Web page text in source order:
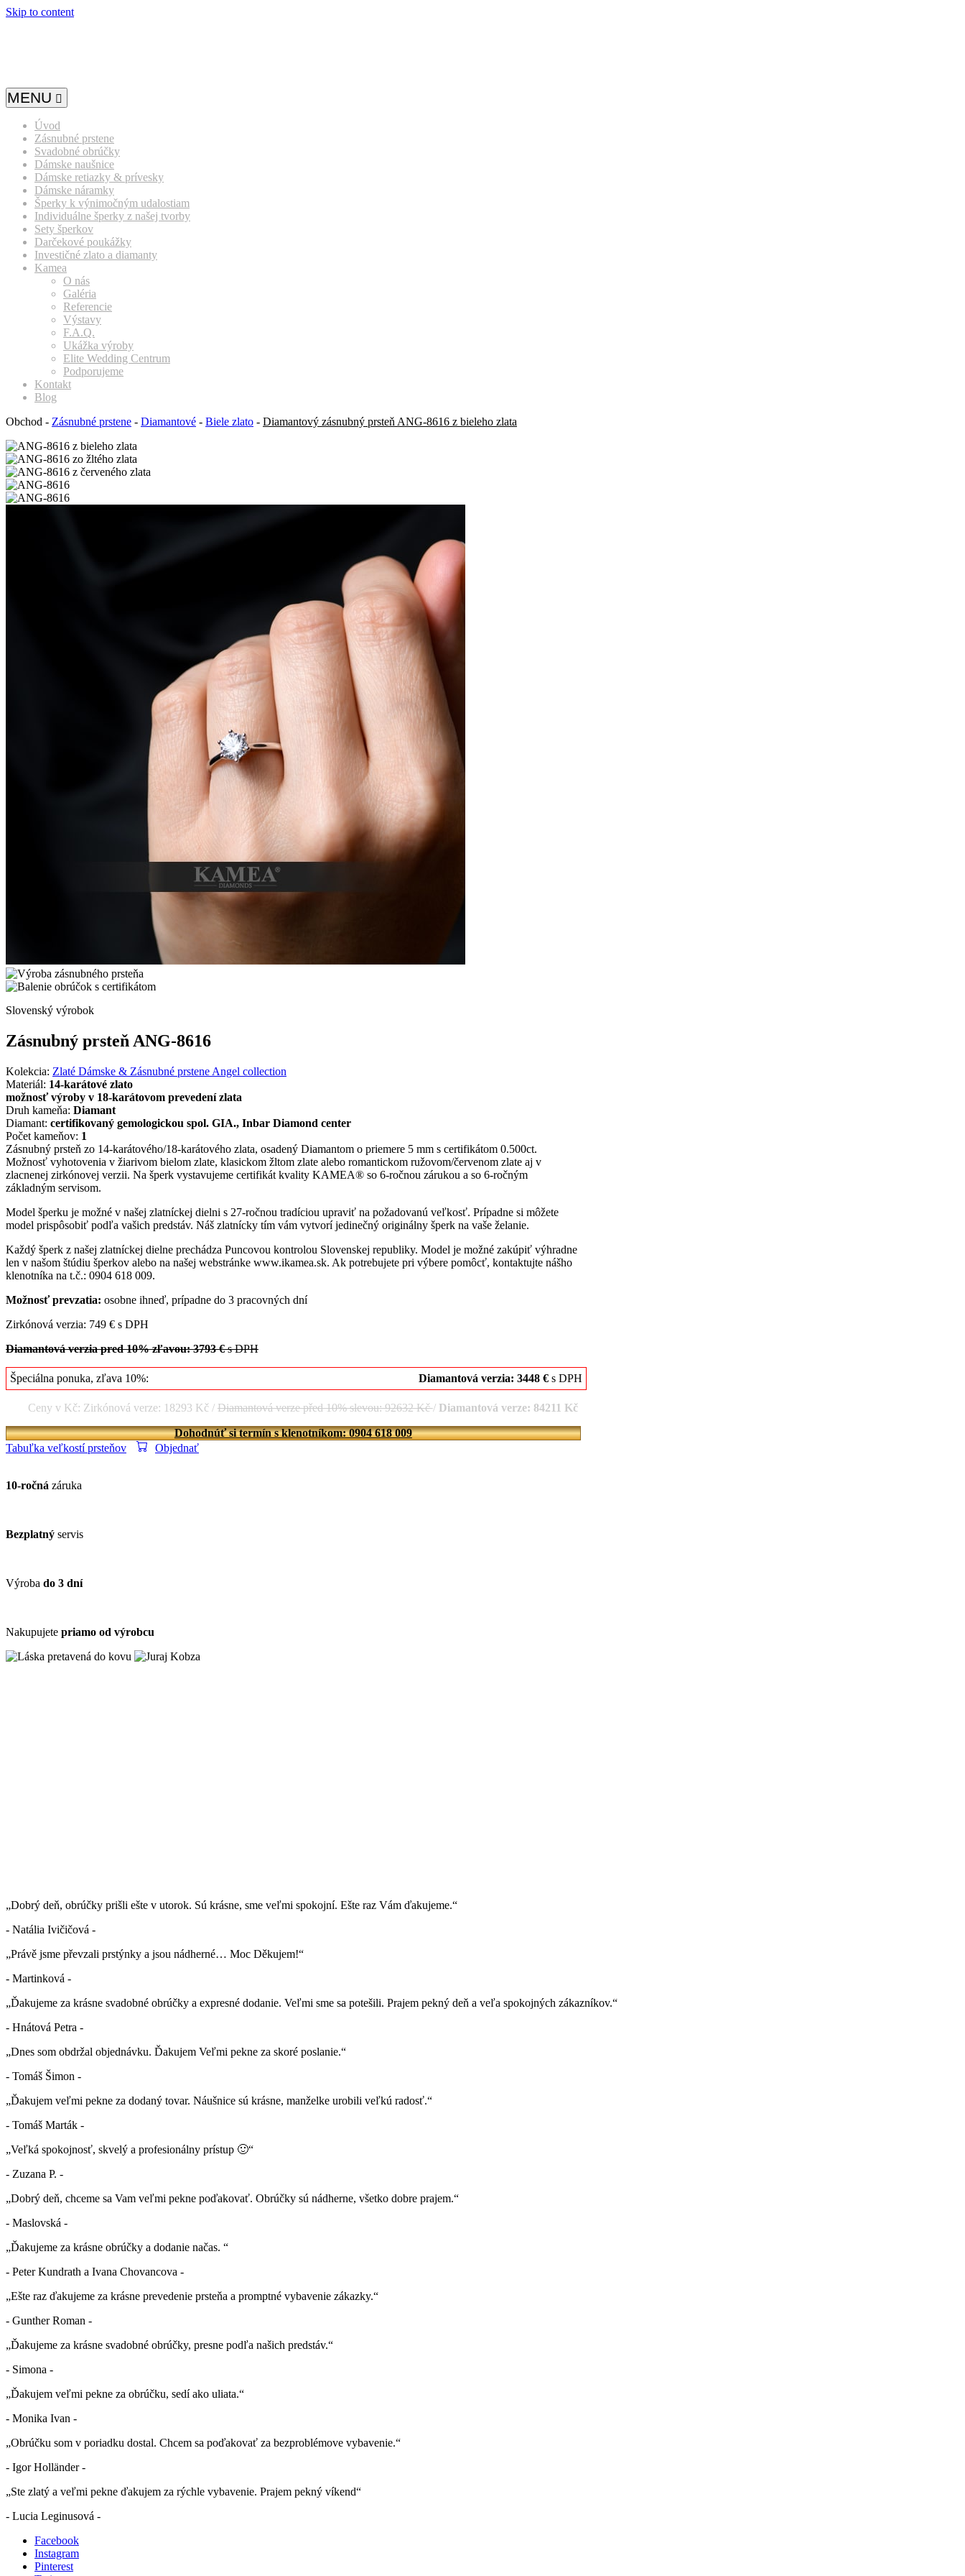
Skip to content
MENU
Úvod
Zásnubné prstene
Svadobné obrúčky
Dámske naušnice
Dámske retiazky & prívesky
Dámske náramky
Šperky k výnimočným udalostiam
Individuálne šperky z našej tvorby
Sety šperkov
Darčekové poukážky
Investičné zlato a diamanty
Kamea
O nás
Galéria
Referencie
Výstavy
F.A.Q.
Ukážka výroby
Elite Wedding Centrum
Podporujeme
Kontakt
Blog
Obchod - Zásnubné prstene - Diamantové - Biele zlato - Diamantový zásnubný prsteň ANG-8616 z bieleho zlata
Slovenský výrobok
Zásnubný prsteň ANG-8616
Kolekcia: Zlaté Dámske & Zásnubné prstene Angel collection
Materiál: 14-karátové zlato
možnosť výroby v 18-karátovom prevedení zlata
Druh kameňa: Diamant
Diamant: certifikovaný gemologickou spol. GIA., Inbar Diamond center
Počet kameňov: 1
Zásnubný prsteň zo 14-karátového/18-karátového zlata, osadený Diamantom o priemere 5 mm s certifikátom 0.500ct.
Možnosť vyhotovenia v žiarivom bielom zlate, klasickom žltom zlate alebo romantickom ružovom/červenom zlate aj v
zlacnenej zirkónovej verzii. Na šperk vystavujeme certifikát kvality KAMEA® so 6-ročnou zárukou a so 6-ročným
základným servisom.
Model šperku je možné v našej zlatníckej dielni s 27-ročnou tradíciou upraviť na požadovanú veľkosť. Prípadne si môžete
model prispôsobiť podľa vašich predstáv. Náš zlatnícky tím vám vytvorí jedinečný originálny šperk na vaše želanie.
Každý šperk z našej zlatníckej dielne prechádza Puncovou kontrolou Slovenskej republiky. Model je možné zakúpiť výhradne
len v našom štúdiu šperkov alebo na našej webstránke www.ikamea.sk. Ak potrebujete pri výbere pomôcť, kontaktujte nášho
klenotníka na t.č.: 0904 618 009.
Možnosť prevzatia: osobne ihneď, prípadne do 3 pracovných dní
Zirkónová verzia: 749 € s DPH
Diamantová verzia pred 10% zľavou: 3793 €s DPH
Špeciálna ponuka, zľava 10%: Diamantová verzia: 3448 €s DPH
Ceny v Kč: Zirkónová verze: 18293 Kč / Diamantová verze před 10% slevou: 92632 Kč/ Diamantová verze: 84211 Kč
Dohodnúť si termín s klenotníkom: 0904 618 009
Tabuľka veľkostí prsteňov
Objednať
10-ročná záruka
Bezplatný servis
Výroba do 3 dní
Nakupujete priamo od výrobcu
„Dobrý deň, obrúčky prišli ešte v utorok. Sú krásne, sme veľmi spokojní. Ešte raz Vám ďakujeme.“
- Natália Ivičičová -
„Právě jsme převzali prstýnky a jsou nádherné… Moc Děkujem!“
- Martinková -
„Ďakujeme za krásne svadobné obrúčky a expresné dodanie. Veľmi sme sa potešili. Prajem pekný deň a veľa spokojných zákazníkov.“
- Hnátová Petra -
„Dnes som obdržal objednávku. Ďakujem Veľmi pekne za skoré poslanie.“
- Tomáš Šimon -
„Ďakujem veľmi pekne za dodaný tovar. Náušnice sú krásne, manželke urobili veľkú radosť.“
- Tomáš Marták -
„Veľká spokojnosť, skvelý a profesionálny prístup 🙂“
- Zuzana P. -
„Dobrý deň, chceme sa Vam veľmi pekne poďakovať. Obrúčky sú nádherne, všetko dobre prajem.“
- Maslovská -
„Ďakujeme za krásne obrúčky a dodanie načas. “
- Peter Kundrath a Ivana Chovancova -
„Ešte raz ďakujeme za krásne prevedenie prsteňa a promptné vybavenie zákazky.“
- Gunther Roman -
„Ďakujeme za krásne svadobné obrúčky, presne podľa našich predstáv.“
- Simona -
„Ďakujem veľmi pekne za obrúčku, sedí ako uliata.“
- Monika Ivan -
„Obrúčku som v poriadku dostal. Chcem sa poďakovať za bezproblémove vybavenie.“
- Igor Holländer -
„Ste zlatý a veľmi pekne ďakujem za rýchle vybavenie. Prajem pekný víkend“
- Lucia Leginusová -
Facebook
Instagram
Pinterest